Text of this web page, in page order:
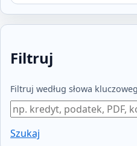
Filtruj
Filtruj według słowa
Szukaj